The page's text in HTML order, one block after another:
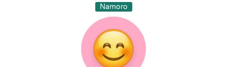
Namoro